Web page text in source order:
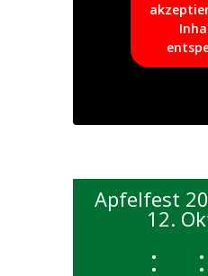
Apfelfest
12.
: :